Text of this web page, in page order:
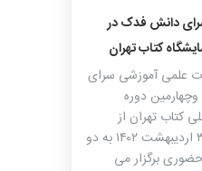
۹۳۱
دانش فدک در
کتاب تهران
علمی آموزشی سرای
دوره
کتاب تهران از
تاریخ ۲۰ لغایت ۳۰ اردیبهشت ۱۴۰۲ به دو
برگزار می